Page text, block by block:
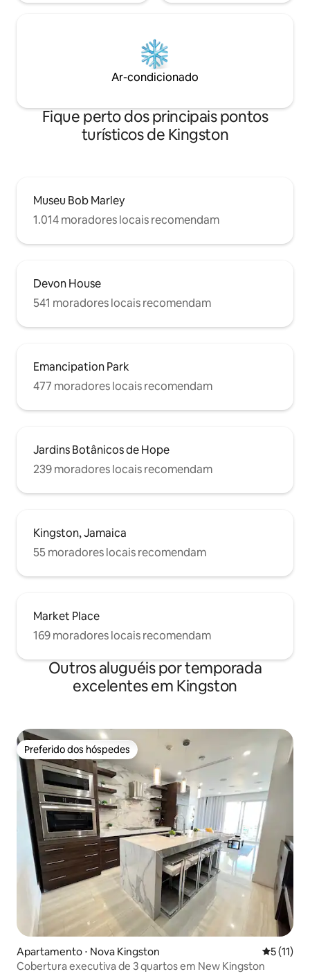
Ar-condicionado
Fique perto dos principais pontos
turísticos de Kingston
Museu Bob Marley
1.014 moradores locais recomendam
Devon House
541 moradores locais recomendam
Emancipation Park
477 moradores locais recomendam
Jardins Botânicos de Hope
239 moradores locais recomendam
Kingston, Jamaica
55 moradores locais recomendam
Market Place
169 moradores locais recomendam
Outros aluguéis por temporada
excelentes em Kingston
Preferido dos hóspedes
Preferido dos hóspedes
Apartamento ⋅ Nova Kingston 5 de uma
5 (11)
Cobertura executiva de 3 quartos em New Kingston